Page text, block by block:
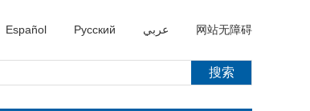
Español Русский عربي 网站无障碍